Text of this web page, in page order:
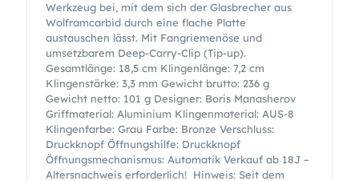
Werkzeug bei, mit dem sich der Glasbrecher aus
Wolframcarbid durch eine flache Platte
austauschen lässt. Mit Fangriemenöse und
umsetzbarem Deep-Carry-Clip (Tip-up).
Gesamtlänge: 18,5 cm Klingenlänge: 7,2 cm
Klingenstärke: 3,3 mm Gewicht brutto: 236 g
Gewicht netto: 101 g Designer: Boris Manasherov
Griffmaterial: Aluminium Klingenmaterial: AUS-8
Klingenfarbe: Grau Farbe: Bronze Verschluss:
Druckknopf Öffnungshilfe: Druckknopf
Öffnungsmechanismus: Automatik Verkauf ab 18J –
Altersnachweis erforderlich! Hinweis: Seit dem